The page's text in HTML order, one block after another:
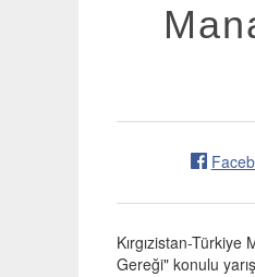
Kırgızistan-
Gereği" konulu